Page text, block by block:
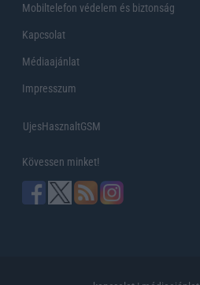
Mobiltelefon védelem és biztonság
Kapcsolat
Médiaajánlat
Impresszum
UjesHasznaltGSM
Kövessen minket!